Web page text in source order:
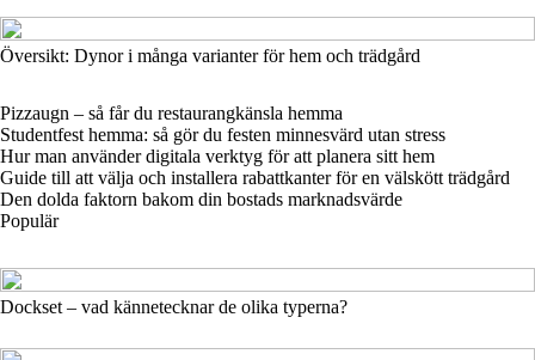
Översikt: Dynor i många varianter för hem och trädgård
Pizzaugn – så får du restaurangkänsla hemma
Studentfest hemma: så gör du festen minnesvärd utan stress
Hur man använder digitala verktyg för att planera sitt hem
Guide till att välja och installera rabattkanter för en välskött trädgård
Den dolda faktorn bakom din bostads marknadsvärde
Populär
Dockset – vad kännetecknar de olika typerna?